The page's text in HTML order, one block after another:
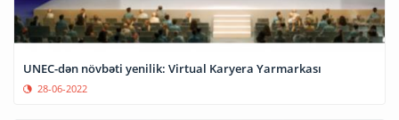
UNEC-dən növbəti yenilik: Virtual Karyera Yarmarkası
28-06-2022